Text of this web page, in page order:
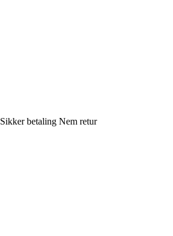
Sikker betaling Nem retur